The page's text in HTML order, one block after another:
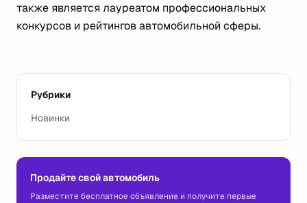
также является лауреатом профессиональных
конкурсов и рейтингов автомобильной сферы.
Рубрики
Новинки
Продайте свой автомобиль
Разместите бесплатное объявление и получите первые